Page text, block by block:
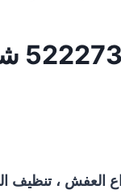
العفش ، تنظيف